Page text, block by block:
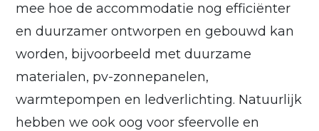
mee hoe de accommodatie nog efficiënter
en duurzamer ontworpen en gebouwd kan
worden, bijvoorbeeld met duurzame
materialen, pv-zonnepanelen,
warmtepompen en ledverlichting. Natuurlijk
hebben we ook oog voor sfeervolle en